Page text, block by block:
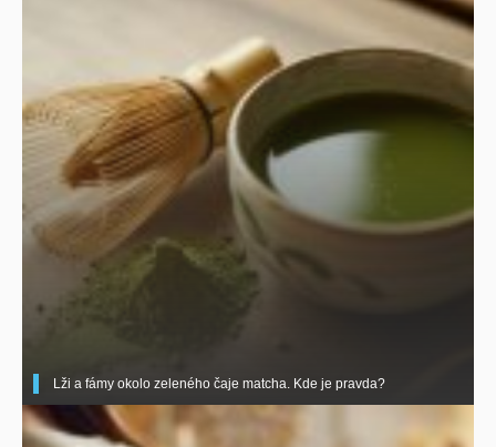
Lži a fámy okolo zeleného čaje matcha. Kde je pravda?